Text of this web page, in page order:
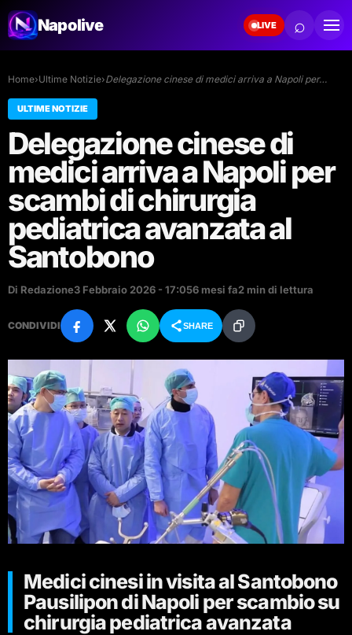
Napolive LIVE ⌕
Home›Ultime Notizie›Delegazione cinese di medici arriva a Napoli per…
ULTIME NOTIZIE
Delegazione cinese di
medici arriva a Napoli per
scambi di chirurgia
pediatrica avanzata al
Santobono
Di Redazione3 Febbraio 2026 - 17:056 mesi fa2 min di lettura
CONDIVIDI SHARE
Medici cinesi in visita al Santobono
Pausilipon di Napoli per scambio su
chirurgia pediatrica avanzata